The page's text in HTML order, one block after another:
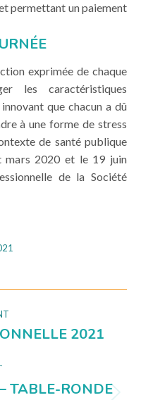
permettant un paiement
exprimée de chaque
les caractéristiques
que chacun a dû
à une forme de stress
de santé publique
mars 2020 et le 19 juin
de la Société
2021
TABLE-RONDE